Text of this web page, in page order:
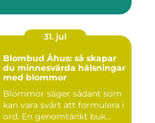
31. jul
Blombud Åhus: så skapar
du minnesvärda hälsningar
med blommor
Blommor säger sådant som
kan vara svårt att formulera i
ord. En genomtänkt buk...